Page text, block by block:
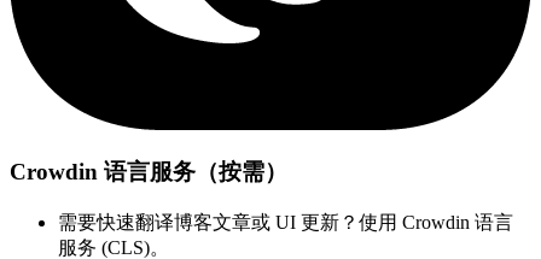
Crowdin 语言服务（按需）
需要快速翻译博客文章或 UI 更新？使用 Crowdin 语言
服务 (CLS)。